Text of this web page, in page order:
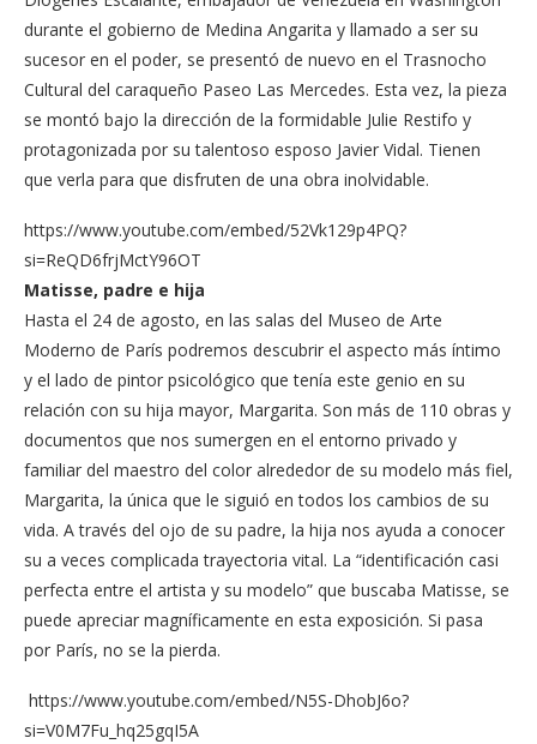
durante el gobierno de Medina Angarita y llamado a ser su
sucesor en el poder, se presentó de nuevo en el Trasnocho
Cultural del caraqueño Paseo Las Mercedes. Esta vez, la pieza
se montó bajo la dirección de la formidable Julie Restifo y
protagonizada por su talentoso esposo Javier Vidal. Tienen
que verla para que disfruten de una obra inolvidable.
https://www.youtube.com/embed/52Vk129p4PQ?
si=ReQD6frjMctY96OT
Matisse, padre e hija
Hasta el 24 de agosto, en las salas del Museo de Arte
Moderno de París podremos descubrir el aspecto más íntimo
y el lado de pintor psicológico que tenía este genio en su
relación con su hija mayor, Margarita. Son más de 110 obras y
documentos que nos sumergen en el entorno privado y
familiar del maestro del color alrededor de su modelo más fiel,
Margarita, la única que le siguió en todos los cambios de su
vida. A través del ojo de su padre, la hija nos ayuda a conocer
su a veces complicada trayectoria vital. La “identificación casi
perfecta entre el artista y su modelo” que buscaba Matisse, se
puede apreciar magníficamente en esta exposición. Si pasa
por París, no se la pierda.
https://www.youtube.com/embed/N5S-DhobJ6o?
si=V0M7Fu_hq25gqI5A